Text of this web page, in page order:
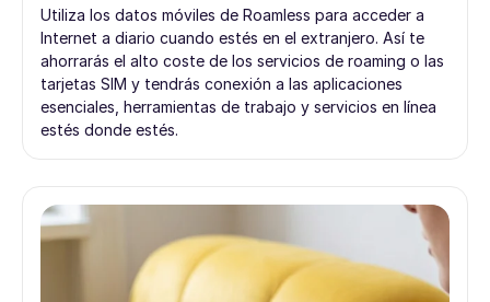
Utiliza los datos móviles de Roamless para acceder a
Internet a diario cuando estés en el extranjero. Así te
ahorrarás el alto coste de los servicios de roaming o las
tarjetas SIM y tendrás conexión a las aplicaciones
esenciales, herramientas de trabajo y servicios en línea
estés donde estés.